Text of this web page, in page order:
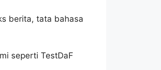
berita, tata bahasa
seperti TestDaF